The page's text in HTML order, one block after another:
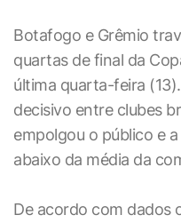
Botafogo e Grêmio
quartas de final da
última quarta-feira
decisivo entre clubes
empolgou o público e
abaixo da média da
De acordo com dados